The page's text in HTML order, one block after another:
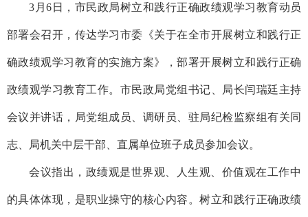
3月6日，市民政局树立和践行正确政绩观学习教育动员
部署会召开，传达学习市委《关于在全市开展树立和践行正
确政绩观学习教育的实施方案》，部署开展树立和践行正确
政绩观学习教育工作。市民政局党组书记、局长闫瑞廷主持
会议并讲话，局党组成员、调研员、驻局纪检监察组有关同
志、局机关中层干部、直属单位班子成员参加会议。
会议指出，政绩观是世界观、人生观、价值观在工作中
的具体体现，是职业操守的核心内容。树立和践行正确政绩